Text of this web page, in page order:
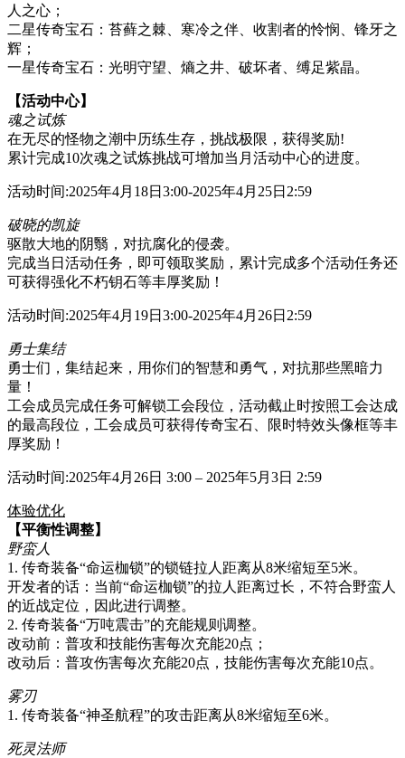
人之心；
二星传奇宝石：苔藓之棘、寒冷之伴、收割者的怜悯、锋牙之
辉；
一星传奇宝石：光明守望、熵之井、破坏者、缚足紫晶。
【活动中心】
魂之试炼
在无尽的怪物之潮中历练生存，挑战极限，获得奖励!
累计完成10次魂之试炼挑战可增加当月活动中心的进度。
活动时间:2025年4月18日3:00-2025年4月25日2:59
破晓的凯旋
驱散大地的阴翳，对抗腐化的侵袭。
完成当日活动任务，即可领取奖励，累计完成多个活动任务还
可获得强化不朽钥石等丰厚奖励！
活动时间:2025年4月19日3:00-2025年4月26日2:59
勇士集结
勇士们，集结起来，用你们的智慧和勇气，对抗那些黑暗力
量！
工会成员完成任务可解锁工会段位，活动截止时按照工会达成
的最高段位，工会成员可获得传奇宝石、限时特效头像框等丰
厚奖励！
活动时间:2025年4月26日 3:00 – 2025年5月3日 2:59
体验优化
【平衡性调整】
野蛮人
1. 传奇装备“命运枷锁”的锁链拉人距离从8米缩短至5米。
开发者的话：当前“命运枷锁”的拉人距离过长，不符合野蛮人
的近战定位，因此进行调整。
2. 传奇装备“万吨震击”的充能规则调整。
改动前：普攻和技能伤害每次充能20点；
改动后：普攻伤害每次充能20点，技能伤害每次充能10点。
雾刃
1. 传奇装备“神圣航程”的攻击距离从8米缩短至6米。
死灵法师